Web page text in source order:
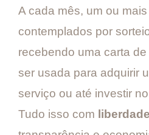
A cada mês, um ou
contemplados por
recebendo uma carta
ser usada para adquirir
serviço ou até investir
Tudo isso com